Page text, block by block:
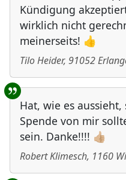
Kündigung
wirklich nicht
meinerseits! 👍
Tilo Heider, 91052
Hat, wie es
Spende von mir
sein. Danke!!!! 👍🏼
Robert Klimesch, 1160